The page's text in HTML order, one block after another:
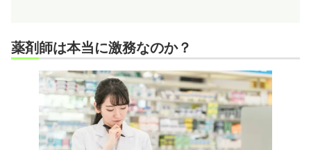
薬剤師は本当に激務なのか？